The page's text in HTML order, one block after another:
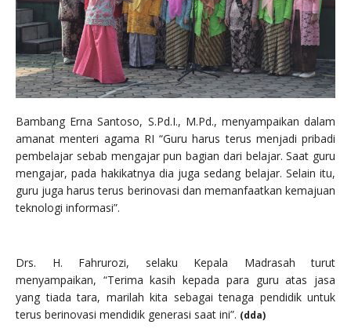
Bambang Erna Santoso, S.Pd.I., M.Pd., menyampaikan dalam
amanat menteri agama RI “Guru harus terus menjadi pribadi
pembelajar sebab mengajar pun bagian dari belajar. Saat guru
mengajar, pada hakikatnya dia juga sedang belajar. Selain itu,
guru juga harus terus berinovasi dan memanfaatkan kemajuan
teknologi informasi”.
Drs. H. Fahrurozi, selaku Kepala Madrasah turut
menyampaikan, “Terima kasih kepada para guru atas jasa
yang tiada tara, marilah kita sebagai tenaga pendidik untuk
terus berinovasi mendidik generasi saat ini”. (dda)